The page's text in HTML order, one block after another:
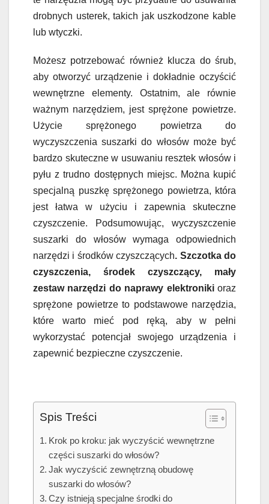
drobnych usterek, takich jak uszkodzone kable
lub wtyczki.
Możesz potrzebować również klucza do śrub,
aby otworzyć urządzenie i dokładnie oczyścić
wewnętrzne elementy. Ostatnim, ale równie
ważnym narzędziem, jest sprężone powietrze.
Użycie sprężonego powietrza do
wyczyszczenia suszarki do włosów może być
bardzo skuteczne w usuwaniu resztek włosów i
pyłu z trudno dostępnych miejsc. Można kupić
specjalną puszkę sprężonego powietrza, która
jest łatwa w użyciu i zapewnia skuteczne
czyszczenie. Podsumowując, wyczyszczenie
suszarki do włosów wymaga odpowiednich
narzędzi i środków czyszczących. Szczotka do
czyszczenia, środek czyszczący, mały
zestaw narzędzi do naprawy elektronikioraz
sprężone powietrze to podstawowe narzędzia,
które warto mieć pod ręką, aby w pełni
wykorzystać potencjał swojego urządzenia i
zapewnić bezpieczne czyszczenie.
Spis Treści
Krok po kroku: jak wyczyścić wewnętrzne
części suszarki do włosów?
Jak wyczyścić zewnętrzną obudowę
suszarki do włosów?
Czy istnieją specjalne środki do